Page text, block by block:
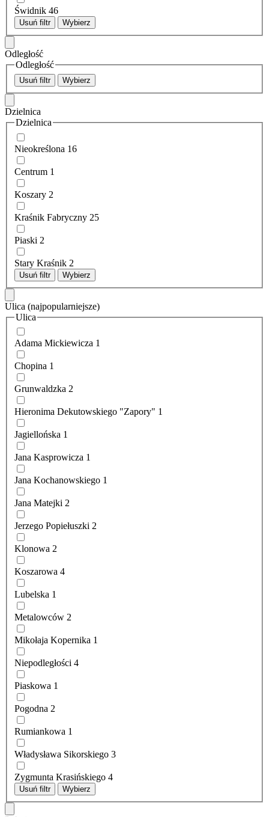
Świdnik 46
Usuń filtr Wybierz
Odległość
Odległość
Usuń filtr Wybierz
Dzielnica
Dzielnica
Nieokreślona 16
Centrum 1
Koszary 2
Kraśnik Fabryczny 25
Piaski 2
Stary Kraśnik 2
Usuń filtr Wybierz
Ulica (najpopularniejsze)
Ulica
Adama Mickiewicza 1
Chopina 1
Grunwaldzka 2
Hieronima Dekutowskiego "Zapory" 1
Jagiellońska 1
Jana Kasprowicza 1
Jana Kochanowskiego 1
Jana Matejki 2
Jerzego Popiełuszki 2
Klonowa 2
Koszarowa 4
Lubelska 1
Metalowców 2
Mikołaja Kopernika 1
Niepodległości 4
Piaskowa 1
Pogodna 2
Rumiankowa 1
Władysława Sikorskiego 3
Zygmunta Krasińskiego 4
Usuń filtr Wybierz